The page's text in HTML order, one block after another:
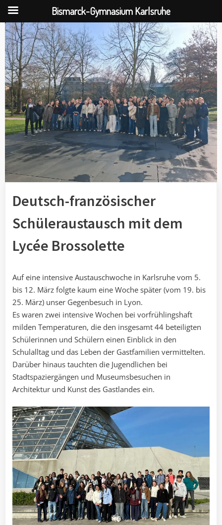
Skip
to
content
Deutsch-französischer
Schüleraustausch mit dem
Lycée Brossolette
Auf eine intensive Austauschwoche in Karlsruhe vom 5.
bis 12. März folgte kaum eine Woche später (vom 19. bis
25. März) unser Gegenbesuch in Lyon.
Es waren zwei intensive Wochen bei vorfrühlingshaft
milden Temperaturen, die den insgesamt 44 beteiligten
Schülerinnen und Schülern einen Einblick in den
Schulalltag und das Leben der Gastfamilien vermittelten.
Darüber hinaus tauchten die Jugendlichen bei
Stadtspaziergängen und Museumsbesuchen in
Architektur und Kunst des Gastlandes ein.
Bismarck-Gymnasium Karlsruhe